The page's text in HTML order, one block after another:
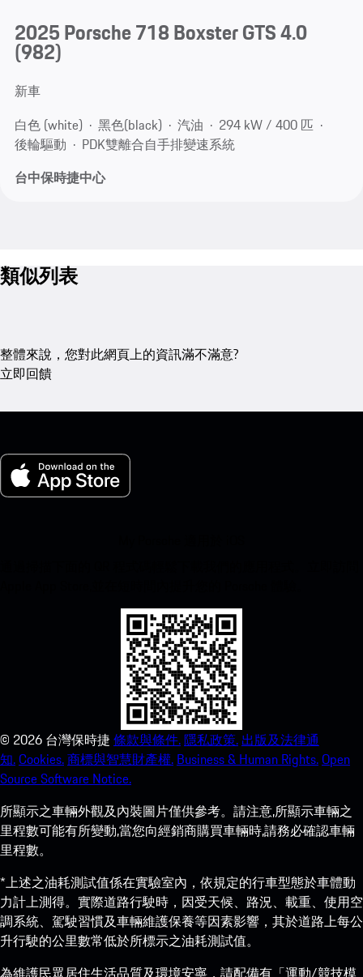
2025 Porsche 718 Boxster GTS 4.0
(982)
新車
白色 (white)
黑色(black) 汽油
294 kW / 400 匹
後輪驅動
PDK雙離合自手排變速系統
台中保時捷中心
類似列表
整體來說，您對此網頁上的資訊滿不滿意?
立即回饋
© 2026 台灣保時捷 條款與條件.隱私政策. 出版及法律通
知.Cookies.商標與智慧財產權. Business & Human Rights.Open
Source Software Notice.
所顯示之車輛外觀及內裝圖片僅供參考。請注意,所顯示車輛之
里程數可能有所變動,當您向經銷商購買車輛時,請務必確認車輛
里程數。
*上述之油耗測試值係在實驗室內，依規定的行車型態於車體動
力計上測得。實際道路行駛時，因受天候、路況、載重、使用空
調系統、駕駛習慣及車輛維護保養等因素影響，其於道路上每公
升行駛的公里數常低於所標示之油耗測試值。
為維護民眾居住生活品質及環境安寧，請配備有「運動/競技模